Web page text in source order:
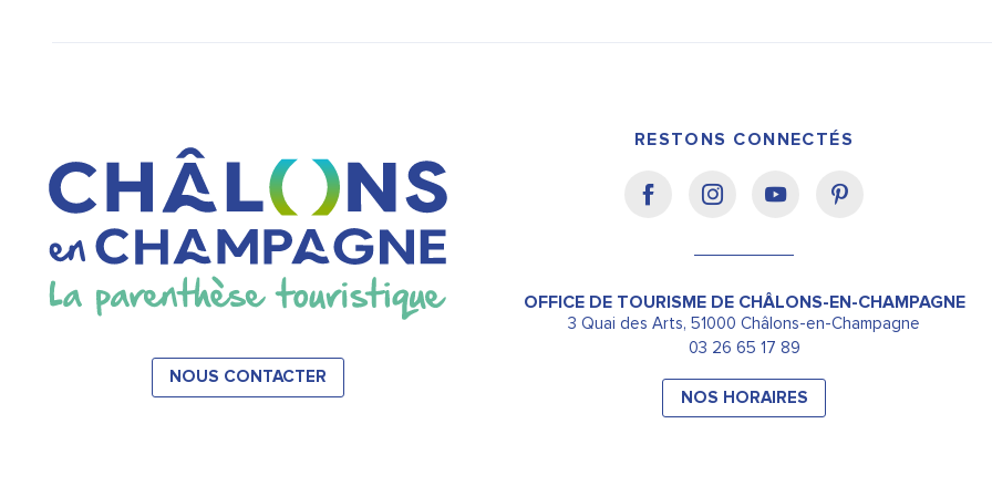
NOUS CONTACTER
RESTONS CONNECTÉS
OFFICE DE TOURISME DE CHÂLONS-EN-CHAMPAGNE
3 Quai des Arts, 51000 Châlons-en-Champagne
03 26 65 17 89
NOS HORAIRES